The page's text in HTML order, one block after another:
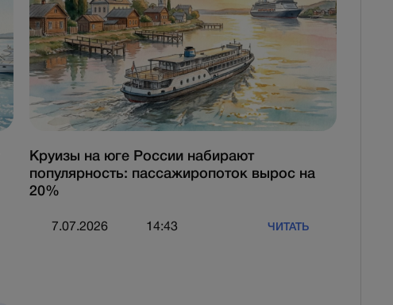
Круизы на юге России набирают
популярность: пассажиропоток вырос на
20%
7.07.2026 14:43 ЧИТАТЬ